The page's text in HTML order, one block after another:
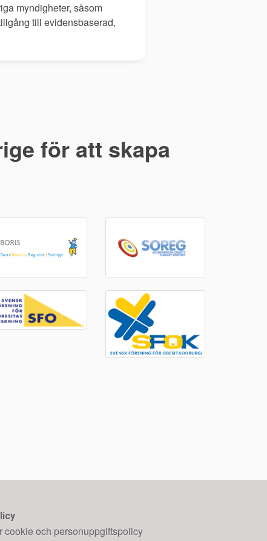
myndigheter, såsom
till evidensbaserad,
för att skapa
cookie och personuppgiftspolicy